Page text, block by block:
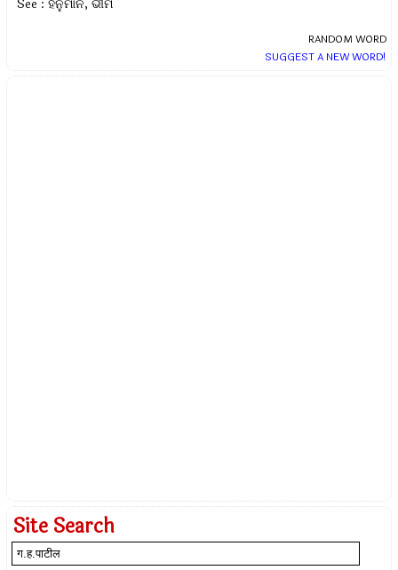
See : ହନୁମାନ, ଭୀମ
RANDOM WORD
SUGGEST A NEW WORD!
Site Search